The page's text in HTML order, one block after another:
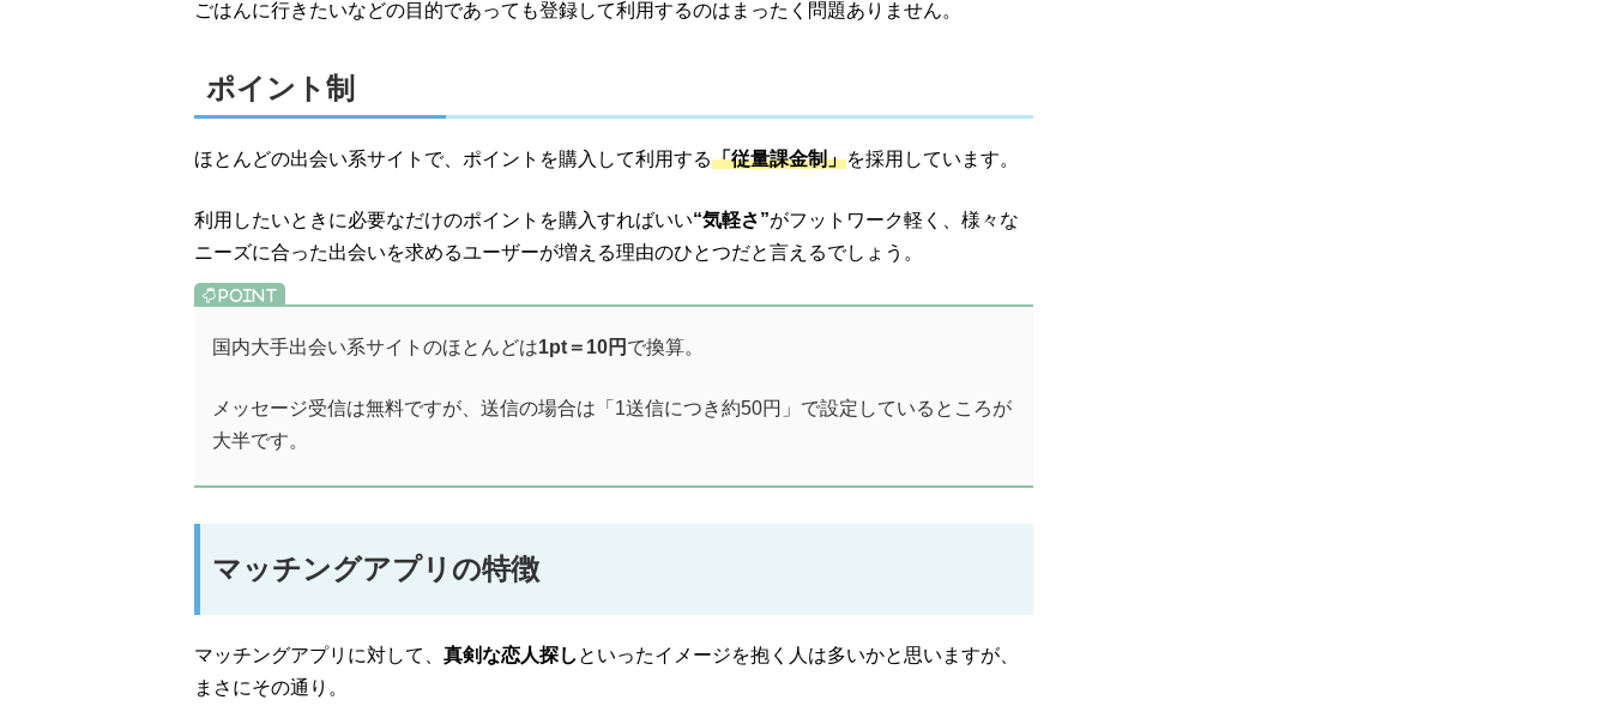
ごはんに行きたいなどの目的であっても登録して利用するのはまったく問題ありません。
ポイント制
ほとんどの出会い系サイトで、ポイントを購入して利用する「従量課金制」を採用しています。
利用したいときに必要なだけのポイントを購入すればいい“気軽さ”がフットワーク軽く、様々な
ニーズに合った出会いを求めるユーザーが増える理由のひとつだと言えるでしょう。
国内大手出会い系サイトのほとんどは1pt＝10円 で換算。
メッセージ受信は無料ですが、送信の場合は「1送信につき約50円」で設定しているところが
大半です。
マッチングアプリの特徴
マッチングアプリに対して、 真剣な恋人探し といったイメージを抱く人は多いかと思いますが、
まさにその通り。